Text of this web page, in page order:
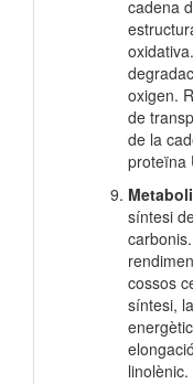
cadena
oxigen.
de
de la
proteïna
síntesi
cossos
síntesi,
linolènic.